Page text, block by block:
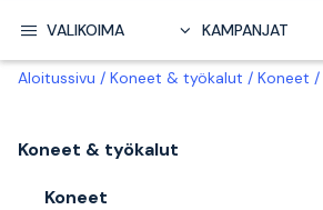
VALIKOIMA KAMPANJAT
Aloitussivu Koneet & työkalut Koneet
Koneet & työkalut
Koneet